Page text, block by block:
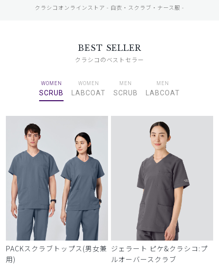
クラシコオンラインストア - 白衣・スクラブ・ナース服 -
BEST SELLER
クラシコのベストセラー
WOMEN
SCRUB
WOMEN
LABCOAT
MEN
SCRUB
MEN
LABCOAT
PACKスクラブトップス(男女兼
用)
ジェラート ピケ&クラシコ:プ
ルオーバースクラブ